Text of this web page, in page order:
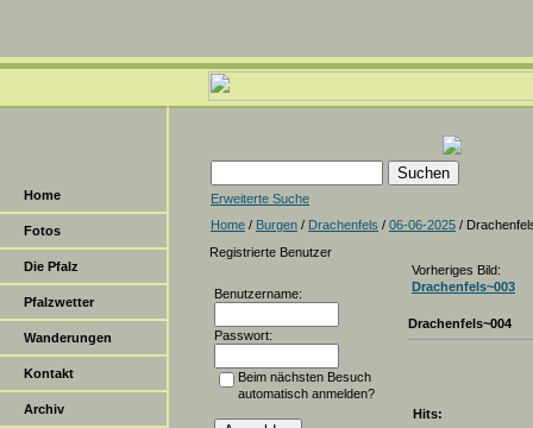
Home
Fotos
Die Pfalz
Pfalzwetter
Wanderungen
Kontakt
Archiv
Erweiterte Suche
Home / Burgen / Drachenfels / 06-06-2025 /
Registrierte Benutzer
Benutzername:
Passwort:
Beim nächsten Besuch
automatisch anmelden?
Vorheriges Bild:
Drachenfels~003
Drachenfels~004
Hits: